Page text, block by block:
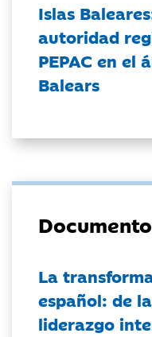
Islas
autoridad
PEPAC en el
Balears
La
español: de
liderazgo